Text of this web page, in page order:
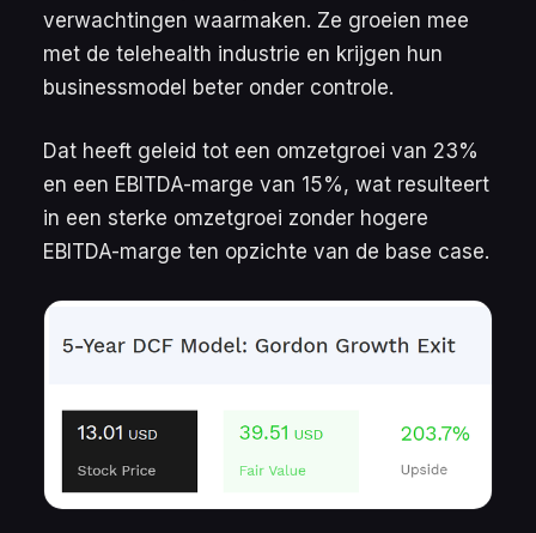
verwachtingen waarmaken. Ze groeien mee
met de telehealth industrie en krijgen hun
businessmodel beter onder controle.
Dat heeft geleid tot een omzetgroei van 23%
en een EBITDA-marge van 15%, wat resulteert
in een sterke omzetgroei zonder hogere
EBITDA-marge ten opzichte van de base case.